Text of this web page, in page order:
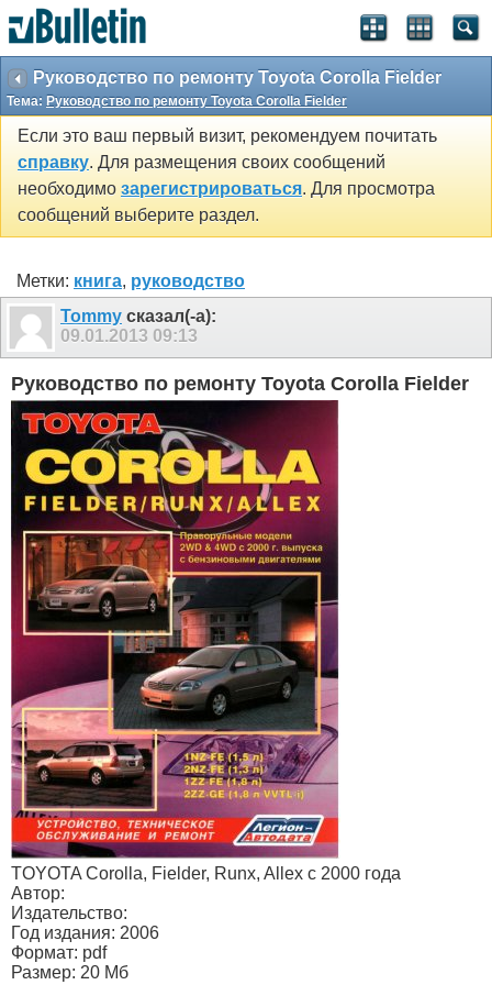
Руководство по ремонту Toyota Corolla Fielder
Тема: Руководство по ремонту Toyota Corolla Fielder
Если это ваш первый визит, рекомендуем почитать
справку. Для размещения своих сообщений
необходимо зарегистрироваться. Для просмотра
сообщений выберите раздел.
Метки: книга, руководство
Tommy сказал(-а):
09.01.2013 09:13
Руководство по ремонту Toyota Corolla Fielder
TOYOTA Corolla, Fielder, Runx, Allex с 2000 года
Автор:
Издательство:
Год издания: 2006
Формат: pdf
Размер: 20 Мб
SEO by vBSEO ©2011, Crawlability, Inc.